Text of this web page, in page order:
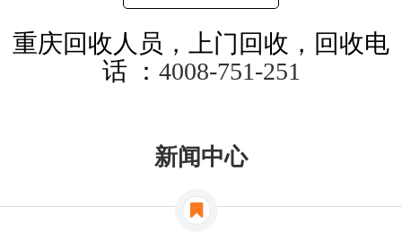
重庆回收人员，上门回收，回收电
话 ： 4008-751-251
新闻中心